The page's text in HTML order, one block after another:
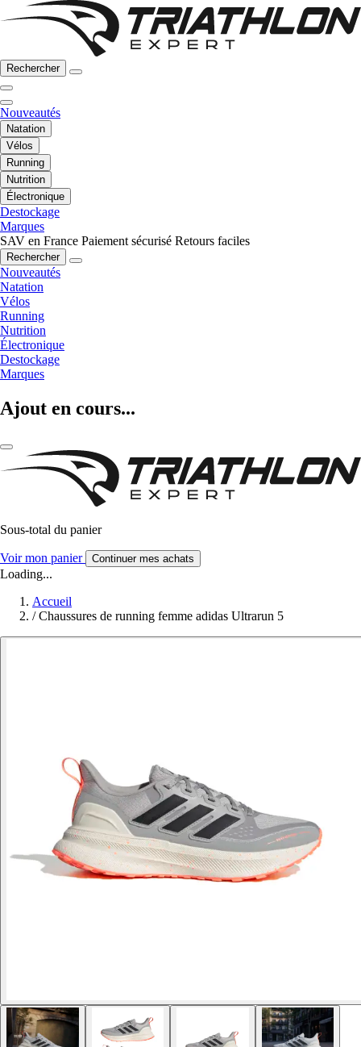
Rechercher
Nouveautés
Natation
Vélos
Running
Nutrition
Électronique
Destockage
Marques
SAV en France Paiement sécurisé Retours faciles
Rechercher
Nouveautés
Natation
Vélos
Running
Nutrition
Électronique
Destockage
Marques
Ajout en cours...
Sous-total du panier
Voir mon panier Continuer mes achats
Loading...
Accueil
/ Chaussures de running femme adidas Ultrarun 5